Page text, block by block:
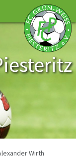
Wirth